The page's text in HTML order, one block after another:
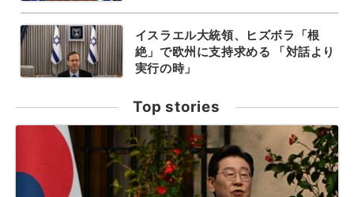
イスラエル大統領、ヒズボラ「根
絶」で欧州に支持求める 「対話より
実行の時」
Top stories